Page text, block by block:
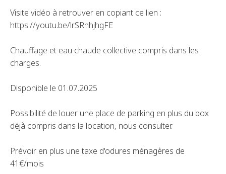
Visite vidéo à retrouver en copiant ce lien :
https://youtu.be/lrSRhhjhgFE
Chauffage et eau chaude collective compris dans les
charges.
Disponible le 01.07.2025
Possibilité de louer une place de parking en plus du box
déjà compris dans la location, nous consulter.
Prévoir en plus une taxe d'odures ménagères de
41€/mois